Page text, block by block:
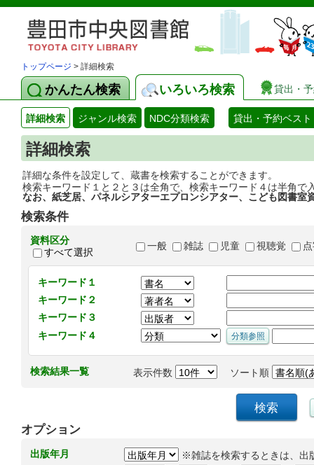
トップページ > 詳細検索
かんたん検索 いろいろ検索 貸出・
詳細検索 ジャンル検索 NDC分類検索 貸出・予約ベスト
詳細検索
詳細な条件を設定して、蔵書を検索することができます。
検索キーワード１と２と３は全角で、検索キーワード４は半角で
なお、紙芝居、パネルシアターエプロンシアター、こども図書室
検索条件
資料区分
すべて選択
一般 雑誌 児童 視聴覚
キーワード１
キーワード２
キーワード３
キーワード４
検索結果一覧 表示件数 ソート順
オプション
出版年月
※雑誌を検索するときは、出